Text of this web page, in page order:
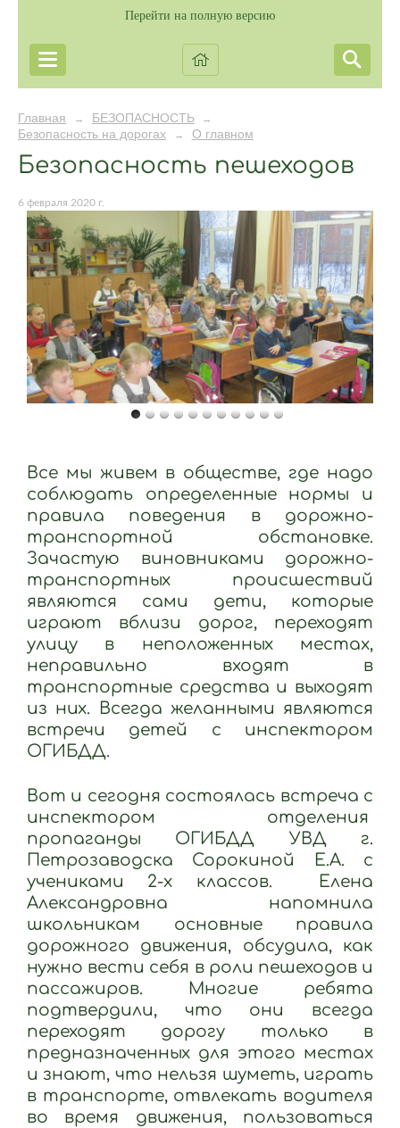
Перейти на полную версию
Главная → БЕЗОПАСНОСТЬ →
Безопасность на дорогах → О главном
Безопасность пешеходов
6 февраля 2020 г.
Все мы живем в обществе, где надо
соблюдать определенные нормы и
правила поведения в дорожно-
транспортной обстановке.
Зачастую виновниками дорожно-
транспортных происшествий
являются сами дети, которые
играют вблизи дорог, переходят
улицу в неположенных местах,
неправильно входят в
транспортные средства и выходят
из них. Всегда желанными являются
встречи детей с инспектором
ОГИБДД.
Вот и сегодня состоялась встреча с
инспектором отделения
пропаганды ОГИБДД УВД г.
Петрозаводска Сорокиной Е.А. с
учениками 2-х классов. Елена
Александровна напомнила
школьникам основные правила
дорожного движения, обсудила, как
нужно вести себя в роли пешеходов и
пассажиров. Многие ребята
подтвердили, что они всегда
переходят дорогу только в
предназначенных для этого местах
и знают, что нельзя шуметь, играть
в транспорте, отвлекать водителя
во время движения, пользоваться